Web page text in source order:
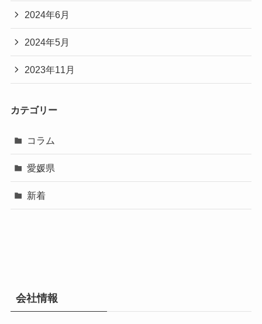
2024年6月
2024年5月
2023年11月
カテゴリー
コラム
愛媛県
新着
会社情報